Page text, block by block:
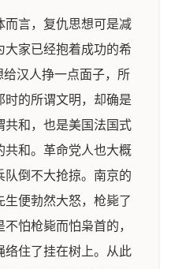
而言，复仇思想可是减
大家已经抱着成功的希
给汉人挣一点面子，所
时的所谓文明，却确是
共和，也是美国法国式
和。革命党人也大概
队倒不大抢掠。南京的
便勃然大怒，枪毙了
怕枪毙而怕枭首的，
络住了挂在树上。从此